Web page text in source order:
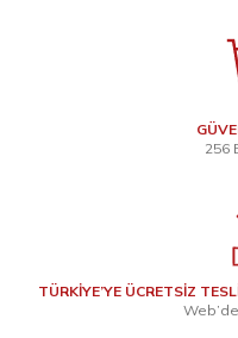
256
TÜRKİYE’YE ÜCRETSİZ